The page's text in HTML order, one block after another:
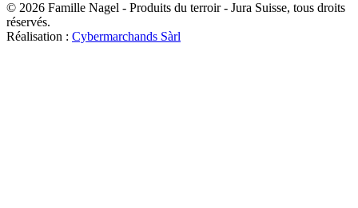
© 2026 Famille Nagel - Produits du terroir - Jura Suisse, tous droits
réservés.
Réalisation : Cybermarchands Sàrl